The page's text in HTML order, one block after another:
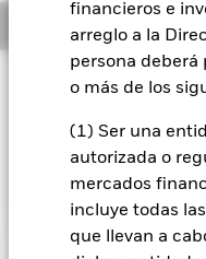
financieros e
arreglo a la
persona deberá
o más de los
(1) Ser una
autorizada o
mercados
incluye todas
que llevan a
Información
Filosofía de
compuesto por bonos
denominados en euros.